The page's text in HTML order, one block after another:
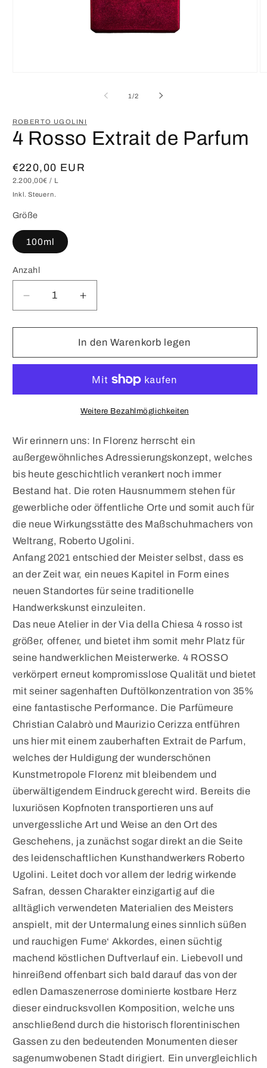
1/von
2
ROBERTO UGOLINI
4 Rosso Extrait de Parfum
Normaler
Preis
€220,00 EUR
GRUNDPREIS
2.200,00€ / PRO
L
Inkl. Steuern.
Größe
100ml
Anzahl
Verringere
die
Menge
4
de
Erhöhe
die
Menge
für
4
Extrait
de
Parfum
In den Warenkorb legen
Weitere Bezahlmöglichkeiten
Wir erinnern uns: In Florenz herrscht ein
außergewöhnliches Adressierungskonzept, welches
bis heute geschichtlich verankert noch immer
Bestand hat. Die roten Hausnummern stehen für
gewerbliche oder öffentliche Orte und somit auch für
die neue Wirkungsstätte des Maßschuhmachers von
Weltrang, Roberto Ugolini.
Anfang 2021 entschied der Meister selbst, dass es
an der Zeit war, ein neues Kapitel in Form eines
neuen Standortes für seine traditionelle
Handwerkskunst einzuleiten.
Das neue Atelier in der Via della Chiesa 4 rosso ist
größer, offener, und bietet ihm somit mehr Platz für
seine handwerklichen Meisterwerke. 4 ROSSO
verkörpert erneut kompromisslose Qualität und bietet
mit seiner sagenhaften Duftölkonzentration von 35%
eine fantastische Performance. Die Parfümeure
Christian Calabrò und Maurizio Cerizza entführen
uns hier mit einem zauberhaften Extrait de Parfum,
welches der Huldigung der wunderschönen
Kunstmetropole Florenz mit bleibendem und
überwältigendem Eindruck gerecht wird. Bereits die
luxuriösen Kopfnoten transportieren uns auf
unvergessliche Art und Weise an den Ort des
Geschehens, ja zunächst sogar direkt an die Seite
des leidenschaftlichen Kunsthandwerkers Roberto
Ugolini. Leitet doch vor allem der ledrig wirkende
Safran, dessen Charakter einzigartig auf die
alltäglich verwendeten Materialien des Meisters
anspielt, mit der Untermalung eines sinnlich süßen
und rauchigen Fume‘ Akkordes, einen süchtig
machend köstlichen Duftverlauf ein. Liebevoll und
hinreißend offenbart sich bald darauf das von der
edlen Damaszenerrose dominierte kostbare Herz
dieser eindrucksvollen Komposition, welche uns
anschließend durch die historisch florentinischen
Gassen zu den bedeutenden Monumenten dieser
sagenumwobenen Stadt dirigiert. Ein unvergleichlich